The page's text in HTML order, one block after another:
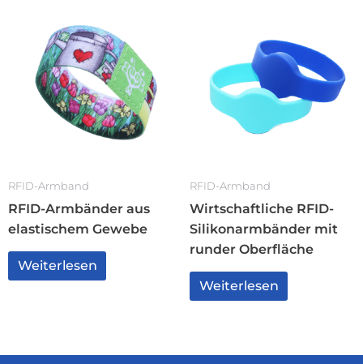
RFID-Armband
RFID-Armbänder aus
elastischem Gewebe
Weiterlesen
RFID-Armband
Wirtschaftliche RFID-
Silikonarmbänder mit
runder Oberfläche
Weiterlesen